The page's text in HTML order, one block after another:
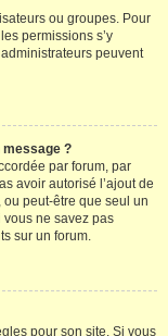
ou groupes. Pour
permissions s’y
peuvent
message ?
par forum, par
avoir autorisé l’ajout de
peut-être que seul un
vous ne savez pas
sur un forum.
pour son site. Si vous